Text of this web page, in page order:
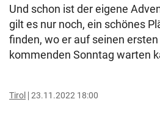
Und schon ist der eigene
gilt es nur noch, ein schönes
finden, wo er auf seinen
kommenden Sonntag warten
Tirol 23.11.2022 18:00